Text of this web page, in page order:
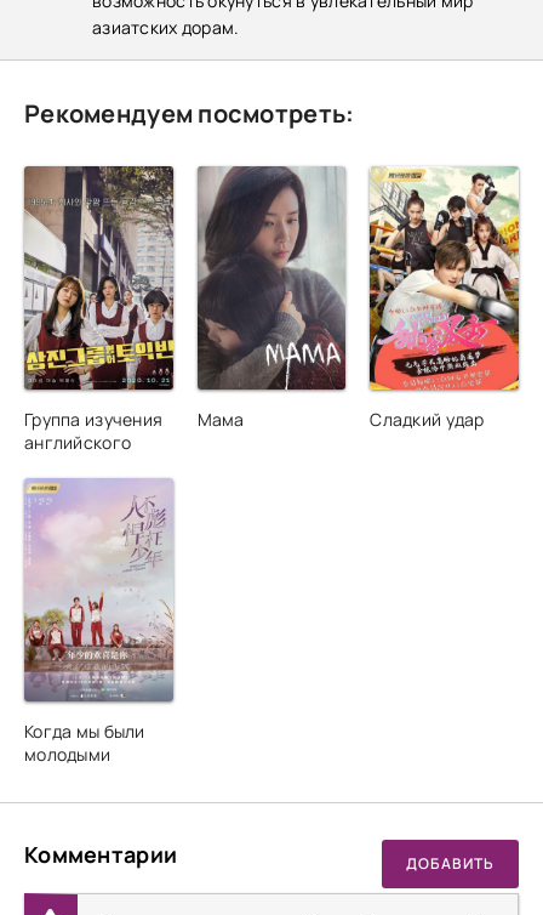
азиатских дорам.
Рекомендуем посмотреть:
Группа изучения
английского
Мама Сладкий удар
Когда мы были
молодыми
Комментарии ДОБАВИТЬ